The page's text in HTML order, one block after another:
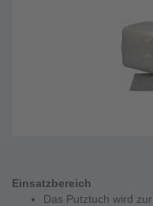
Einsatzbereich
Das Putztuch wird